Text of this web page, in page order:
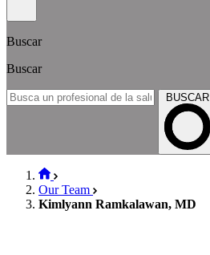
Buscar
Buscar
BUSCAR
Our Team
Kimlyann Ramkalawan, MD